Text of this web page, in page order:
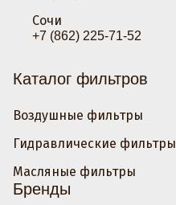
Сочи
+7 (862) 225-71-52
Каталог фильтров
Воздушные фильтры
Гидравлические фильтры
Масляные фильтры
Бренды